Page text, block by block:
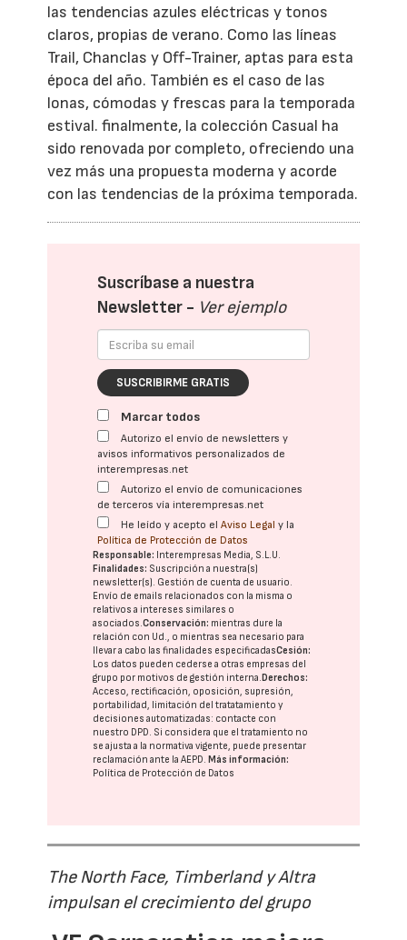
las tendencias azules eléctricas y tonos
claros, propias de verano. Como las líneas
Trail, Chanclas y Off-Trainer, aptas para esta
época del año. También es el caso de las
lonas, cómodas y frescas para la temporada
estival. finalmente, la colección Casual ha
sido renovada por completo, ofreciendo una
vez más una propuesta moderna y acorde
con las tendencias de la próxima temporada.
Suscríbase a nuestra
Newsletter - Ver ejemplo
SUSCRIBIRME GRATIS
Marcar todos
Autorizo el envío de newsletters y
avisos informativos personalizados de
interempresas.net
Autorizo el envío de comunicaciones
de terceros vía interempresas.net
He leído y acepto elAviso Legal y la
Política de Protección de Datos
Responsable: Interempresas Media, S.L.U.
Finalidades: Suscripción a nuestra(s)
newsletter(s). Gestión de cuenta de usuario.
Envío de emails relacionados con la misma o
relativos a intereses similares o
asociados.Conservación: mientras dure la
relación con Ud., o mientras sea necesario para
llevar a cabo las finalidades especificadasCesión:
Los datos pueden cederse a otras empresas del
grupo por motivos de gestión interna.Derechos:
Acceso, rectificación, oposición, supresión,
portabilidad, limitación del tratatamiento y
decisiones automatizadas: contacte con
nuestro DPD. Si considera que el tratamiento no
se ajusta a la normativa vigente, puede presentar
reclamación ante laAEPD.Más información:
Política de Protección de Datos
The North Face, Timberland y Altra
impulsan el crecimiento del grupo